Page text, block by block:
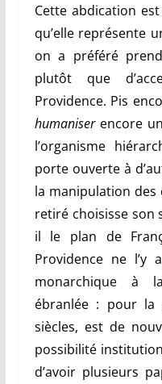
Cette abdication
qu’elle représente
on a préféré
plutôt que
Providence. Pis
humaniserencore
l’organisme
porte ouverte à
la manipulation
retiré choisisse son
il le plan de
Providence ne l’y
monarchique à
ébranlée : pour la
siècles, est de
possibilité
d’avoir plusieurs